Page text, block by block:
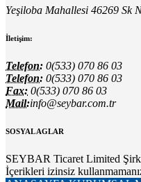
Yeşiloba Mahallesi 46269 Sk
İletişim:
Telefon: 0(533) 070 86 03
Telefon: 0(533) 070 86 03
Fax: 0(533) 070 86 03
Mail:info@seybar.com.tr
SOSYAL AGLAR
SEYBAR Ticaret Limited
İçerikleri izinsiz